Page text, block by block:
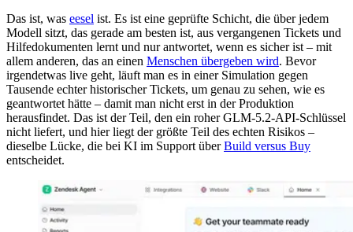
Das ist, was eesel ist. Es ist eine geprüfte Schicht, die über jedem
Modell sitzt, das gerade am besten ist, aus vergangenen Tickets und
Hilfedokumenten lernt und nur antwortet, wenn es sicher ist – mit
allem anderen, das an einen Menschen übergeben wird. Bevor
irgendetwas live geht, läuft man es in einer Simulation gegen
Tausende echter historischer Tickets, um genau zu sehen, wie es
geantwortet hätte – damit man nicht erst in der Produktion
herausfindet. Das ist der Teil, den ein roher GLM-5.2-API-Schlüssel
nicht liefert, und hier liegt der größte Teil des echten Risikos –
dieselbe Lücke, die bei KI im Support überBuild versus Buy
entscheidet.